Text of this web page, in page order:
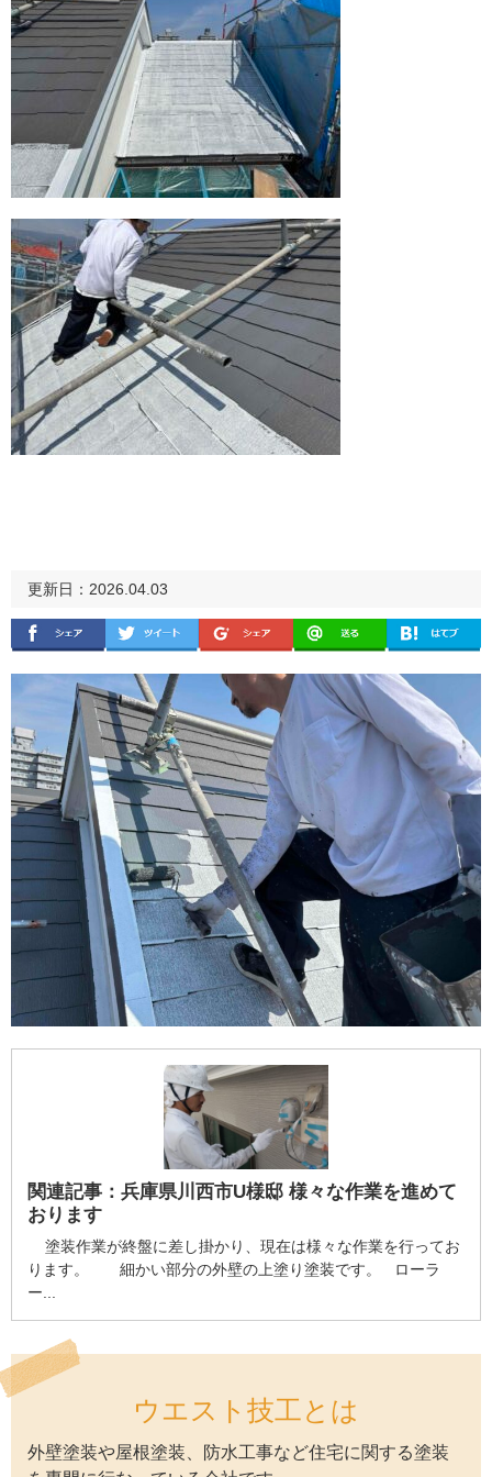
更新日：2026.04.03
関連記事： 兵庫県川西市U様邸 様々な作業を進めて
おります
塗装作業が終盤に差し掛かり、現在は様々な作業を行ってお
ります。 細かい部分の外壁の上塗り塗装です。 ローラ
ー...
ウエスト技工とは
外壁塗装や屋根塗装、防水工事など住宅に関する塗装